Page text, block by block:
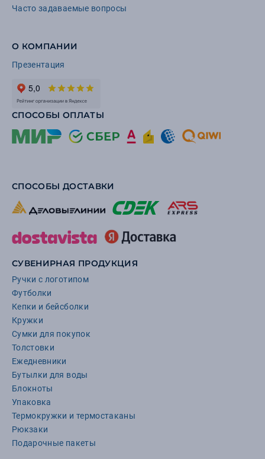
Часто задаваемые вопросы
О КОМПАНИИ
Презентация
СПОСОБЫ ОПЛАТЫ
СПОСОБЫ ДОСТАВКИ
СУВЕНИРНАЯ ПРОДУКЦИЯ
Ручки с логотипом
Футболки
Кепки и бейсболки
Кружки
Сумки для покупок
Толстовки
Ежедневники
Бутылки для воды
Блокноты
Упаковка
Термокружки и термостаканы
Рюкзаки
Подарочные пакеты